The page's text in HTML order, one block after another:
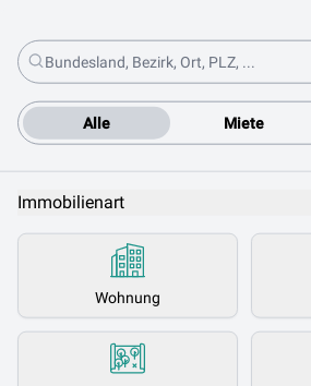
Alle Miete
Immobilienart
Wohnung